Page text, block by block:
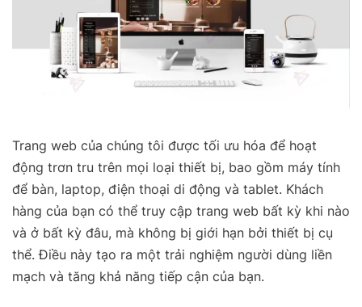
Trang web của chúng tôi được tối ưu hóa để hoạt
động trơn tru trên mọi loại thiết bị, bao gồm máy tính
để bàn, laptop, điện thoại di động và tablet. Khách
hàng của bạn có thể truy cập trang web bất kỳ khi nào
và ở bất kỳ đâu, mà không bị giới hạn bởi thiết bị cụ
thể. Điều này tạo ra một trải nghiệm người dùng liền
mạch và tăng khả năng tiếp cận của bạn.